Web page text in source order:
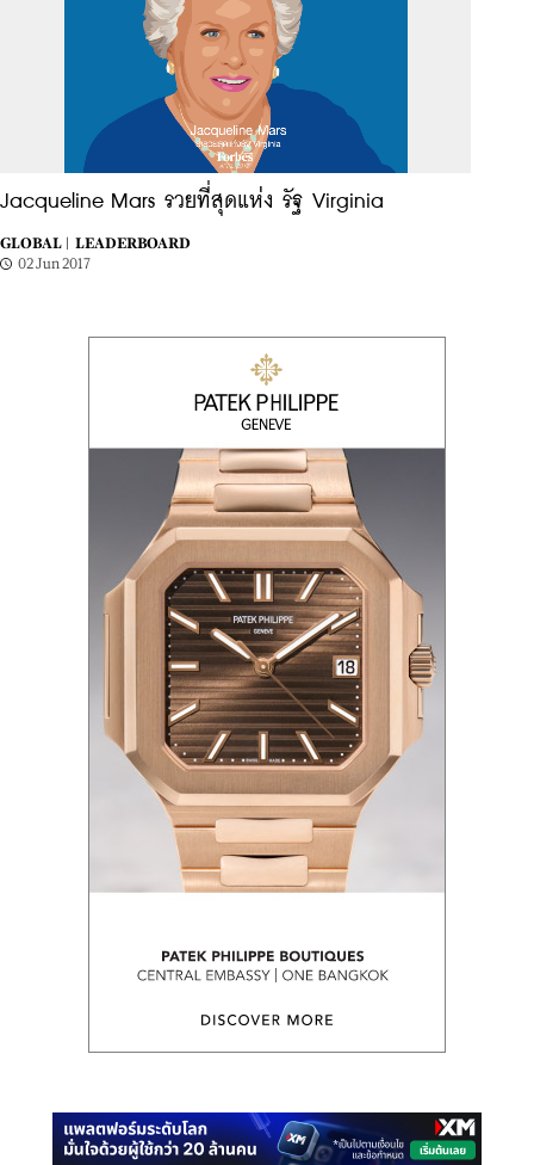
Jacqueline Mars รวยที่สุดแห่ง รัฐ Virginia
GLOBAL |
LEADERBOARD
02 Jun 2017